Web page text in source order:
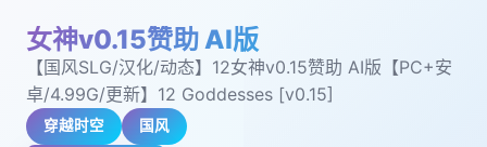
女神v0.15赞助 AI版
【国风SLG/汉化/动态】12女神v0.15赞助 AI版【PC+安
卓/4.99G/更新】12 Goddesses [v0.15]
穿越时空 国风